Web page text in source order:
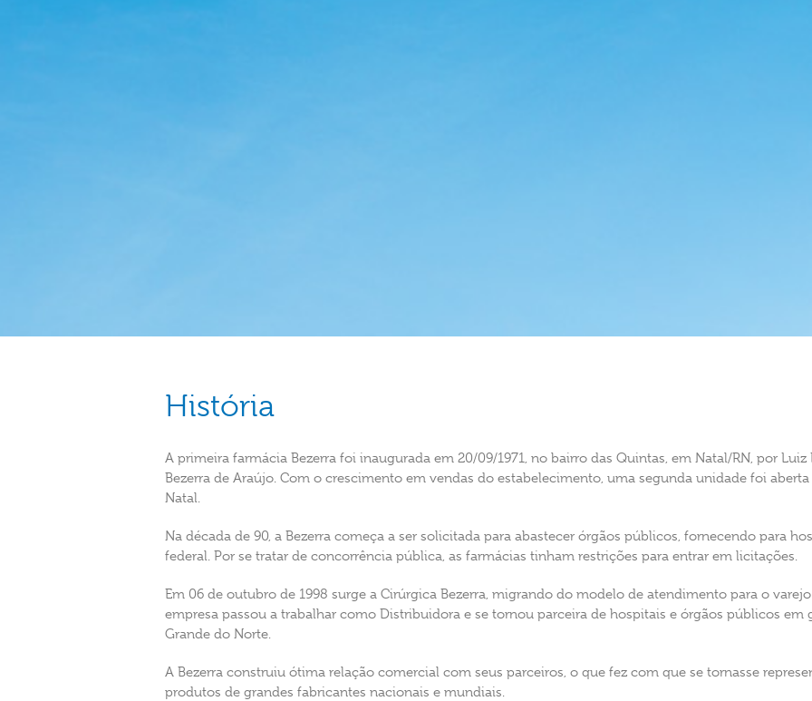
História
A primeira farmácia Bezerra foi inaugurada em 20/09/1971, no bairro das Quintas, em Natal/RN, por
Bezerra de Araújo. Com o crescimento em vendas do estabelecimento, uma segunda unidade foi
Natal.
Na década de 90, a Bezerra começa a ser solicitada para abastecer órgãos públicos, fornecendo para
federal. Por se tratar de concorrência pública, as farmácias tinham restrições para entrar em licitações.
Em 06 de outubro de 1998 surge a Cirúrgica Bezerra, migrando do modelo de atendimento para o
empresa passou a trabalhar como Distribuidora e se tornou parceira de hospitais e órgãos públicos em
Grande do Norte.
A Bezerra construiu ótima relação comercial com seus parceiros, o que fez com que se tornasse
produtos de grandes fabricantes nacionais e mundiais.